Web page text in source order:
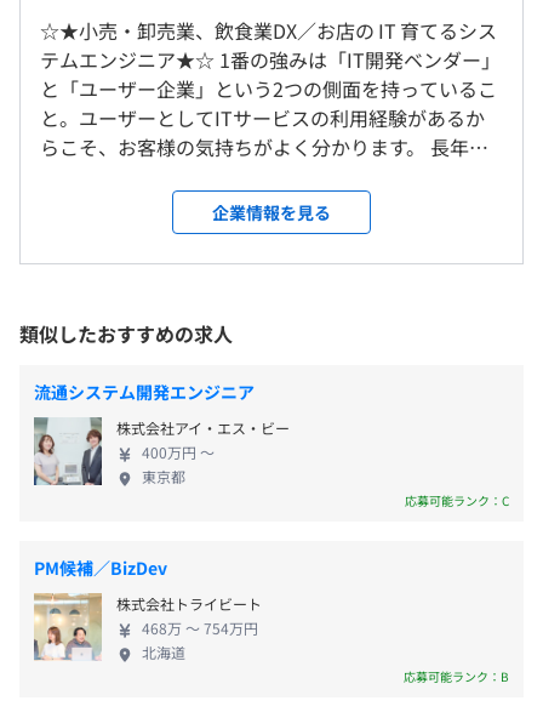
就業場所の変更範囲
＜雇入時＞
鹿児島営業所
＜変更範囲＞
会社の定める場所（テレワークをおこなう場所を含む）
受動喫煙防止措置に関する事項
〈年間休日：121日〉※年末年始・夏期休暇含める
■完全週休2日制
■介護休業 ほか
社内規定に準じて、以下の手当を支給いたします。
■通勤手当：全額実費支給
・応⽤情報技術者：年額6万円
☆★小売・卸売業、飲食業DX／お店の IT 育てるシス
テムエンジニア★☆ 1番の強みは「IT開発ベンダー」
と「ユーザー企業」という2つの側面を持っているこ
と。ユーザーとしてITサービスの利用経験があるか
らこそ、お客様の気持ちがよく分かります。 長年培
しい機能やサービスを、使い勝手よくシンプルに提
供することができます。導入前のご相談から、最適な
サービスのご提案、導入後のサポートまで、ていね
ービスの導入を考えてみませんか？ 【サービス内
容】 ■小売店向けソリューションサービス POSレジ
やキャッシュレス決済端末をはじめ、販売・在庫の
管理や、Web‐EDIによる発注管理、ハンディターミ
ナルを活用した検品や棚卸業務など、小売店舗にお
ける一連の業務のシステム化をトータルでご提案し
POSレジやキャッシュレス決済端末、自動釣銭機と
の連携による会計処理など、飲食店舗における一連
の業務のシステム化をご提案します。 ■業務システ
ム受託開発・保守サービス お客様のさまざまなご要
望に合わせて、要件定義・設計・開発から導入・運
企業情報を見る
類似したおすすめの求人
流通システム開発エンジニア
株式会社アイ・エス・ビー
400万円 〜
東京都
応募可能ランク：C
PM候補／BizDev
株式会社トライビート
468万 〜 754万円
北海道
応募可能ランク：B